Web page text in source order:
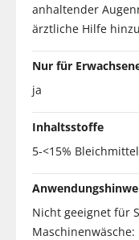
anhaltender
ärztliche Hilfe
Nur für
ja
Inhaltsstoffe
5-<15%
Nicht geeignet für
Maschinenwäsche: